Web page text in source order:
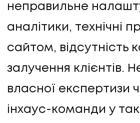
неправильне
аналітики, технічні
сайтом, відсутність
залучення клієнтів.
власної експертизи
інхаус-команди у